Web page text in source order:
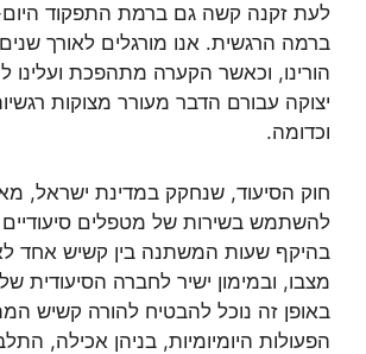
לעת זקנה קשה גם ברמת התפקוד היום-
ברמה הרגשית. אנו מורגלים לאורך
הורינו, וכאשר הקערה מתהפכת ועלינו
יצוקה עבורם הדבר מעורר מצוקות
וכדומה.
חוק הסיעוד, שנחקק במדינת ישראל,
להשתמש בשירות של מטפלים
בהיקף שעות המשתנה בין קשיש אחד
מצבו, ובמימון ישיר לחברה הסיעודית
באופן זה נוכל להבטיח להורה קשיש
הפעולות היומיומיות, בניהן אכילה,